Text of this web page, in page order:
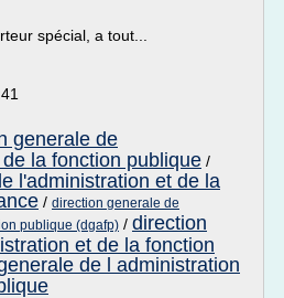
spécial, a tout...
generale de
la fonction publique /
l'administration et de la
/ direction generale de
publique (dgafp) / direction
et de la fonction
de l administration